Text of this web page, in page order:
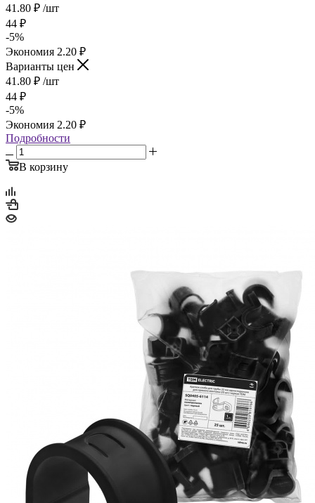
41.80 ₽ /шт
44 ₽
-5%
Экономия 2.20 ₽
Варианты цен
41.80 ₽ /шт
44 ₽
-5%
Экономия 2.20 ₽
Подробности
В корзину